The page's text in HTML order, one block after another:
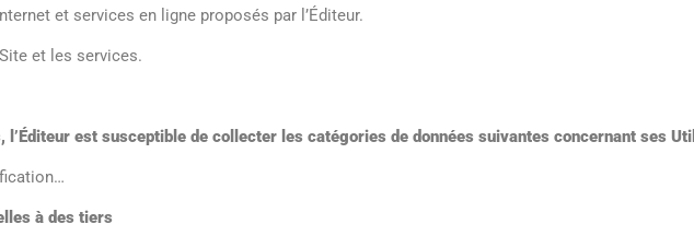
et services en ligne proposés par l’Éditeur.
et les services.
l’Éditeur est susceptible de collecter les catégories de données suivantes concernant ses
à des tiers